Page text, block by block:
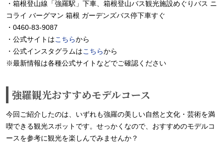
・箱根登山線「強羅駅」下車、箱根登山バス観光施設めぐりバス ニ
コライ バーグマン 箱根 ガーデンズバス停下車すぐ
・0460-83-9087
・公式サイトはこちらから
・公式インスタグラムはこちらから
※最新情報は各種公式サイトなどでご確認ください
強羅観光おすすめモデルコース
今回ご紹介したのは、いずれも強羅の美しい自然と文化・芸術を満
喫できる観光スポットです。せっかくなので、おすすめのモデルコ
ースを参考に観光を楽しんでみませんか？